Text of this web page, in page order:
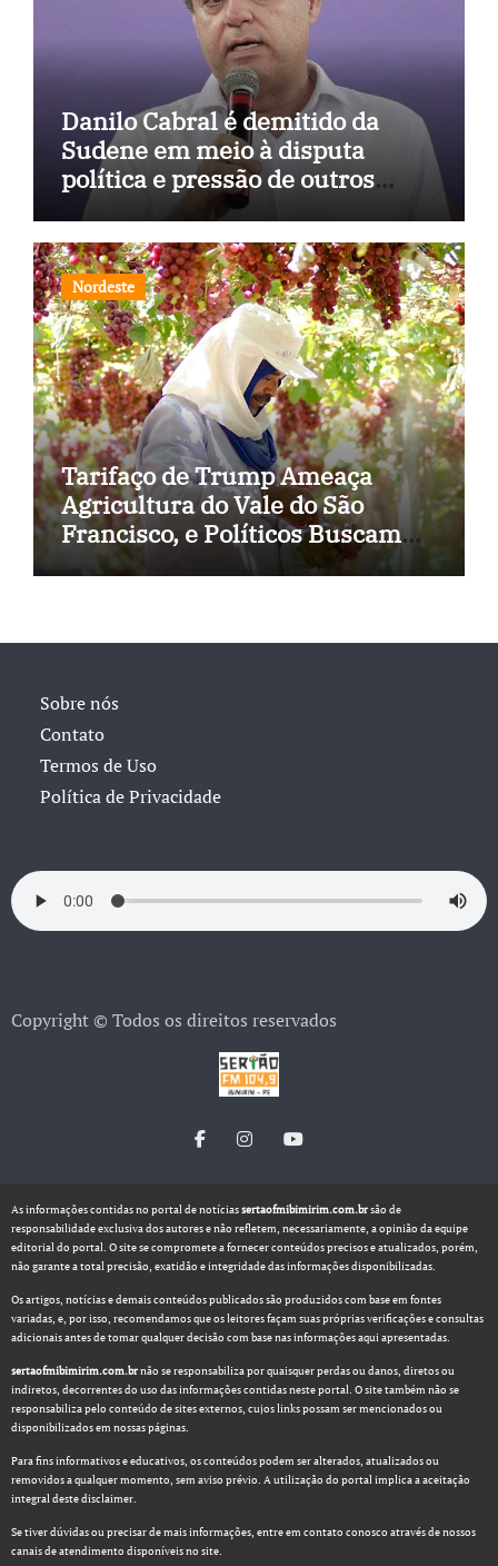
Danilo Cabral é demitido da
Sudene em meio à disputa
política e pressão de outros
estados
Nordeste
Tarifaço de Trump Ameaça
Agricultura do Vale do São
Francisco, e Políticos Buscam
Soluções
Sobre nós
Contato
Termos de Uso
Política de Privacidade
Copyright © Todos os direitos reservados
As informações contidas no portal de notíciassertaofmibimirim.com.brsão de
responsabilidade exclusiva dos autores e não refletem, necessariamente, a opinião da equipe
editorial do portal. O site se compromete a fornecer conteúdos precisos e atualizados, porém,
não garante a total precisão, exatidão e integridade das informações disponibilizadas.
Os artigos, notícias e demais conteúdos publicados são produzidos com base em fontes
variadas, e, por isso, recomendamos que os leitores façam suas próprias verificações e consultas
adicionais antes de tomar qualquer decisão com base nas informações aqui apresentadas.
sertaofmibimirim.com.brnão se responsabiliza por quaisquer perdas ou danos, diretos ou
indiretos, decorrentes do uso das informações contidas neste portal. O site também não se
responsabiliza pelo conteúdo de sites externos, cujos links possam ser mencionados ou
disponibilizados em nossas páginas.
Para fins informativos e educativos, os conteúdos podem ser alterados, atualizados ou
removidos a qualquer momento, sem aviso prévio. A utilização do portal implica a aceitação
integral deste disclaimer.
Se tiver dúvidas ou precisar de mais informações, entre em contato conosco através de nossos
canais de atendimento disponíveis no site.